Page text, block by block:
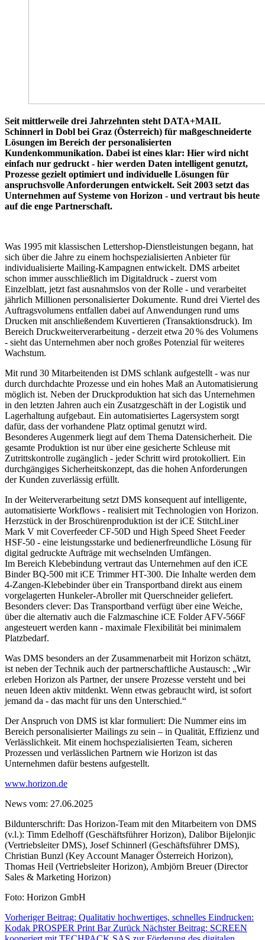
Seit mittlerweile drei Jahrzehnten steht DATA+MAIL
Schinnerl in Dobl bei Graz (Österreich) für maßgeschneiderte
Lösungen im Bereich der personalisierten
Kundenkommunikation. Dabei ist eines klar: Hier wird nicht
einfach nur gedruckt - hier werden Daten intelligent genutzt,
Prozesse gezielt optimiert und individuelle Lösungen für
anspruchsvolle Anforderungen entwickelt. Seit 2003 setzt das
Unternehmen auf Systeme von Horizon - und vertraut bis heute
auf die enge Partnerschaft.
Was 1995 mit klassischen Lettershop-Dienstleistungen begann, hat
sich über die Jahre zu einem hochspezialisierten Anbieter für
individualisierte Mailing-Kampagnen entwickelt. DMS arbeitet
schon immer ausschließlich im Digitaldruck - zuerst vom
Einzelblatt, jetzt fast ausnahmslos von der Rolle - und verarbeitet
jährlich Millionen personalisierter Dokumente. Rund drei Viertel des
Auftragsvolumens entfallen dabei auf Anwendungen rund ums
Drucken mit anschließendem Kuvertieren (Transaktionsdruck). Im
Bereich Druckweiterverarbeitung - derzeit etwa 20 % des Volumens
- sieht das Unternehmen aber noch großes Potenzial für weiteres
Wachstum.
Mit rund 30 Mitarbeitenden ist DMS schlank aufgestellt - was nur
durch durchdachte Prozesse und ein hohes Maß an Automatisierung
möglich ist. Neben der Druckproduktion hat sich das Unternehmen
in den letzten Jahren auch ein Zusatzgeschäft in der Logistik und
Lagerhaltung aufgebaut. Ein automatisiertes Lagersystem sorgt
dafür, dass der vorhandene Platz optimal genutzt wird.
Besonderes Augenmerk liegt auf dem Thema Datensicherheit. Die
gesamte Produktion ist nur über eine gesicherte Schleuse mit
Zutrittskontrolle zugänglich - jeder Schritt wird protokolliert. Ein
durchgängiges Sicherheitskonzept, das die hohen Anforderungen
der Kunden zuverlässig erfüllt.
In der Weiterverarbeitung setzt DMS konsequent auf intelligente,
automatisierte Workflows - realisiert mit Technologien von Horizon.
Herzstück in der Broschürenproduktion ist der iCE StitchLiner
Mark V mit Coverfeeder CF-50D und High Speed Sheet Feeder
HSF-50 - eine leistungsstarke und bedienerfreundliche Lösung für
digital gedruckte Aufträge mit wechselnden Umfängen.
Im Bereich Klebebindung vertraut das Unternehmen auf den iCE
Binder BQ-500 mit iCE Trimmer HT-300. Die Inhalte werden dem
4-Zangen-Klebebinder über ein Transportband direkt aus einem
vorgelagerten Hunkeler-Abroller mit Querschneider geliefert.
Besonders clever: Das Transportband verfügt über eine Weiche,
über die alternativ auch die Falzmaschine iCE Folder AFV-566F
angesteuert werden kann - maximale Flexibilität bei minimalem
Platzbedarf.
Was DMS besonders an der Zusammenarbeit mit Horizon schätzt,
ist neben der Technik auch der partnerschaftliche Austausch: „Wir
erleben Horizon als Partner, der unsere Prozesse versteht und bei
neuen Ideen aktiv mitdenkt. Wenn etwas gebraucht wird, ist sofort
jemand da - das macht für uns den Unterschied.“
Der Anspruch von DMS ist klar formuliert: Die Nummer eins im
Bereich personalisierter Mailings zu sein – in Qualität, Effizienz und
Verlässlichkeit. Mit einem hochspezialisierten Team, sicheren
Prozessen und verlässlichen Partnern wie Horizon ist das
Unternehmen dafür bestens aufgestellt.
www.horizon.de
News vom: 27.06.2025
Bildunterschrift: Das Horizon-Team mit den Mitarbeitern von DMS
(v.l.): Timm Edelhoff (Geschäftsführer Horizon), Dalibor Bijelonjic
(Vertriebsleiter DMS), Josef Schinnerl (Geschäftsführer DMS),
Christian Bunzl (Key Account Manager Österreich Horizon),
Thomas Heil (Vertriebsleiter Horizon), Ambjörn Breuer (Director
Sales & Marketing Horizon)
Foto: Horizon GmbH
Vorheriger Beitrag: Qualitativ hochwertiges, schnelles Eindrucken:
Kodak PROSPER Print Bar Zurück Nächster Beitrag: SCREEN